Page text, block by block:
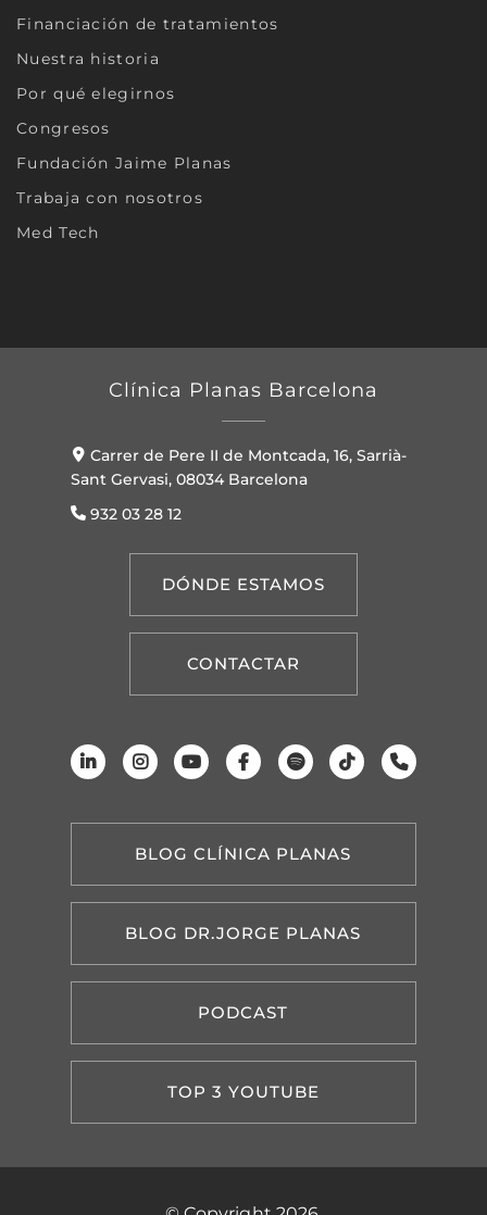
Financiación de tratamientos
Nuestra historia
Por qué elegirnos
Congresos
Fundación Jaime Planas
Trabaja con nosotros
Med Tech
Clínica Planas Barcelona
Carrer de Pere II de Montcada, 16, Sarrià-
Sant Gervasi, 08034 Barcelona
932 03 28 12
DÓNDE ESTAMOS
CONTACTAR
BLOG CLÍNICA PLANAS
BLOG DR.JORGE PLANAS
PODCAST
TOP 3 YOUTUBE